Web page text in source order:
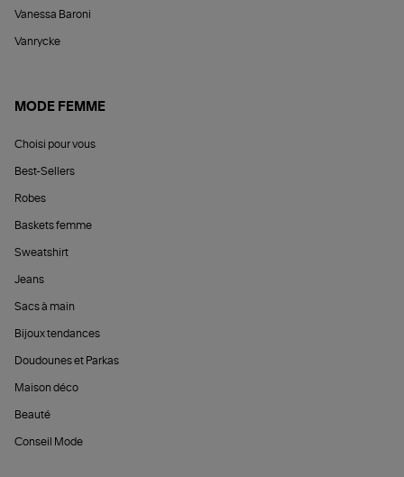
Vanessa Baroni
Vanrycke
MODE FEMME
Choisi pour vous
Best-Sellers
Robes
Baskets femme
Sweatshirt
Jeans
Sacs à main
Bijoux tendances
Doudounes et Parkas
Maison déco
Beauté
Conseil Mode